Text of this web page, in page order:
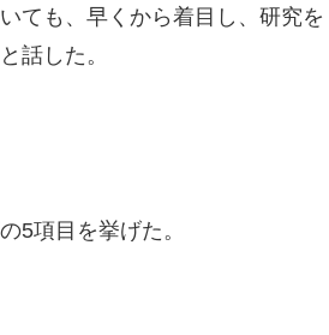
ても、早くから着目し、研究を
話した。
5項目を挙げた。